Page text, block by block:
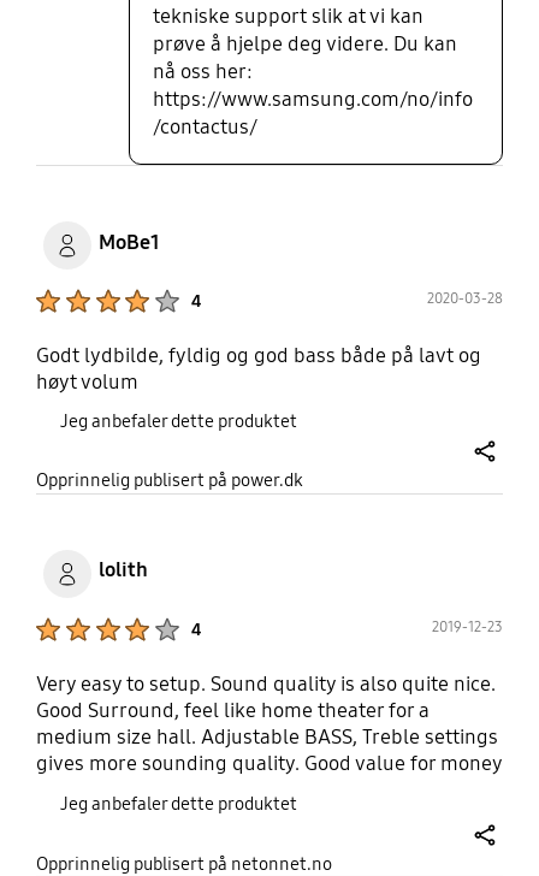
tekniske support slik at vi kan
prøve å hjelpe deg videre. Du kan
nå oss her:
https://www.samsung.com/no/info
/contactus/
MoBe1
4 2020-03-28
Godt lydbilde, fyldig og god bass både på lavt og
høyt volum
Jeg anbefaler dette produktet
Opprinnelig publisert på power.dk
lolith
4 2019-12-23
Very easy to setup. Sound quality is also quite nice.
Good Surround, feel like home theater for a
medium size hall. Adjustable BASS, Treble settings
gives more sounding quality. Good value for money
Jeg anbefaler dette produktet
Opprinnelig publisert på netonnet.no